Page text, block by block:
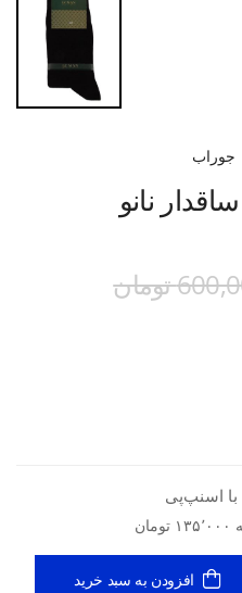
جوراب
نانو
تومان
اسنپ‌پی
افزودن به سبد خرید